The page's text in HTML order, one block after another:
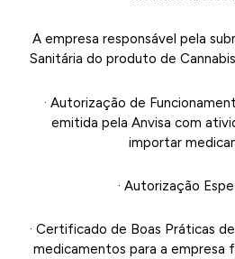
A empresa responsável pela
Sanitária do produto de
· Autorização de
emitida pela Anvisa com
importar
· Autorização
· Certificado de Boas Práticas
medicamentos para a empresa